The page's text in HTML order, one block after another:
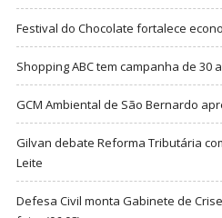
Festival do Chocolate fortalece
Shopping ABC tem campanha de 30
GCM Ambiental de São Bernardo
Gilvan debate Reforma Tributária
Leite
Defesa Civil monta Gabinete de